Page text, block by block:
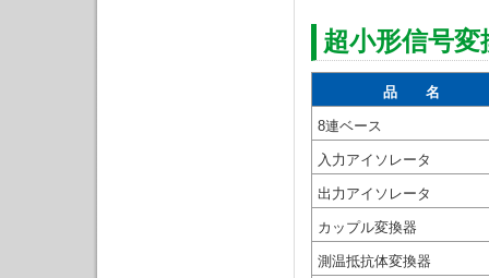
超小形信号
品 名
8連ベース
入力アイソレータ
出力アイソレータ
カップル変換器
測温抵抗体変換器